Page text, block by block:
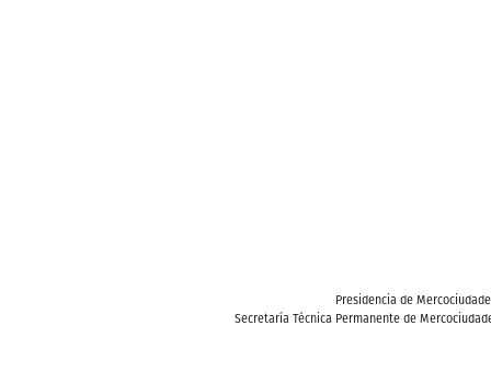
Presidencia de
Secretaría Técnica Permanente de